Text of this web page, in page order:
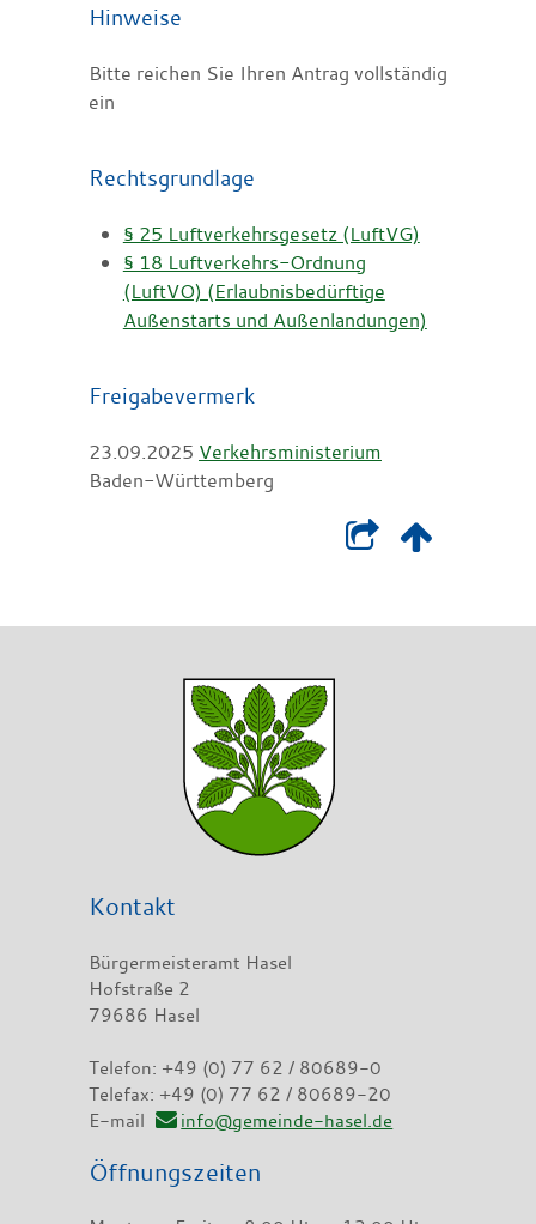
Hinweise
Bitte reichen Sie Ihren Antrag vollständig
ein
Rechtsgrundlage
§ 25 Luftverkehrsgesetz (LuftVG)
§ 18 Luftverkehrs-Ordnung
(LuftVO) (Erlaubnisbedürftige
Außenstarts und Außenlandungen)
Freigabevermerk
23.09.2025 Verkehrsministerium
Baden-Württemberg
Kontakt
Bürgermeisteramt Hasel
Hofstraße 2
79686 Hasel
Telefon: +49 (0) 77 62 / 80689-0
Telefax: +49 (0) 77 62 / 80689-20
E-mail
info@gemeinde-hasel.de
Öffnungszeiten